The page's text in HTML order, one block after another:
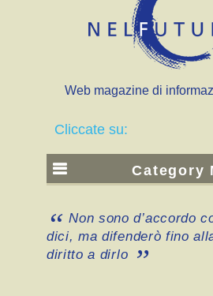
Web magazine di
Cliccate su:
Category
Non sono d’accordo
dici, ma difenderò fino
diritto a dirlo